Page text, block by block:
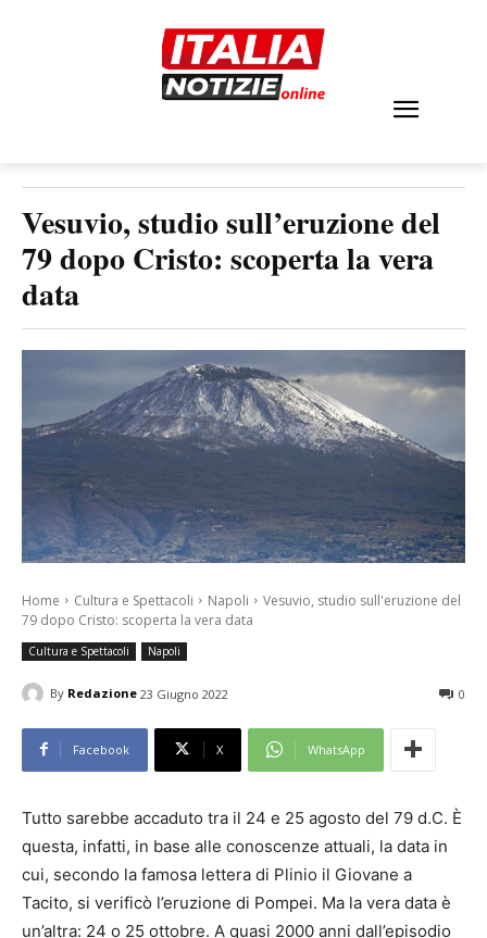
Vesuvio, studio sull’eruzione del
79 dopo Cristo: scoperta la vera
data
Home Cultura e Spettacoli Napoli
Vesuvio, studio sull'eruzione del
79 dopo Cristo: scoperta la vera data
Cultura e Spettacoli Napoli
By Redazione 23 Giugno 2022 0
Facebook X WhatsApp
Tutto sarebbe accaduto tra il 24 e 25 agosto del 79 d.C. È
questa, infatti, in base alle conoscenze attuali, la data in
cui, secondo la famosa lettera di Plinio il Giovane a
Tacito, si verificò l’eruzione di Pompei. Ma la vera data è
un’altra: 24 o 25 ottobre. A quasi 2000 anni dall’episodio